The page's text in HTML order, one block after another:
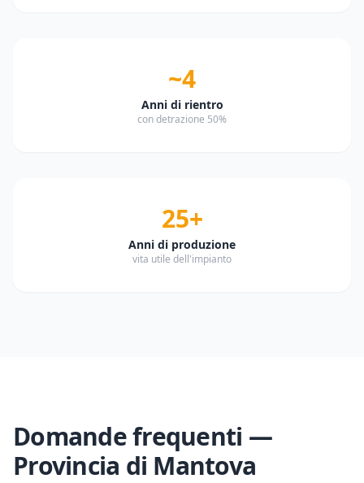
~4
Anni di rientro
con detrazione 50%
25+
Anni di produzione
vita utile dell'impianto
Domande frequenti —
Provincia di Mantova